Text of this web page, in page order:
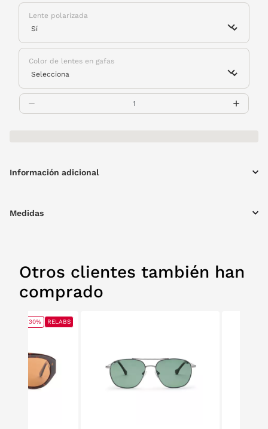
Lente polarizada
Color de lentes en gafas
Información adicional
Medidas
Otros clientes también han
comprado
30% RELABS